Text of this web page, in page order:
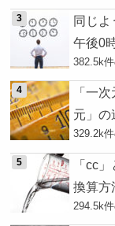
同じよ
午後0
382.5k
「一
元」の
329.2k
「cc
換算方
294.5k